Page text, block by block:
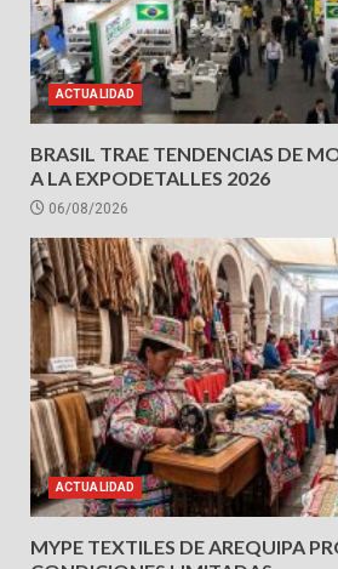
ACTUALIDAD
BRASIL TRAE TENDENCIAS DE
A LA EXPODETALLES 2026
06/08/2026
ACTUALIDAD
MYPE TEXTILES DE AREQUIPA